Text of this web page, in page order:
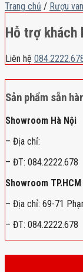
Trang chủ / Rượu
Hỗ trợ khách
Liên hệ
Sản phẩm sẵn
Showroom Hà Nội
– Địa chỉ:
– ĐT: 084.2222.678
Showroom TP.HCM
– Địa chỉ: 69-71
– ĐT: 084.2222.678